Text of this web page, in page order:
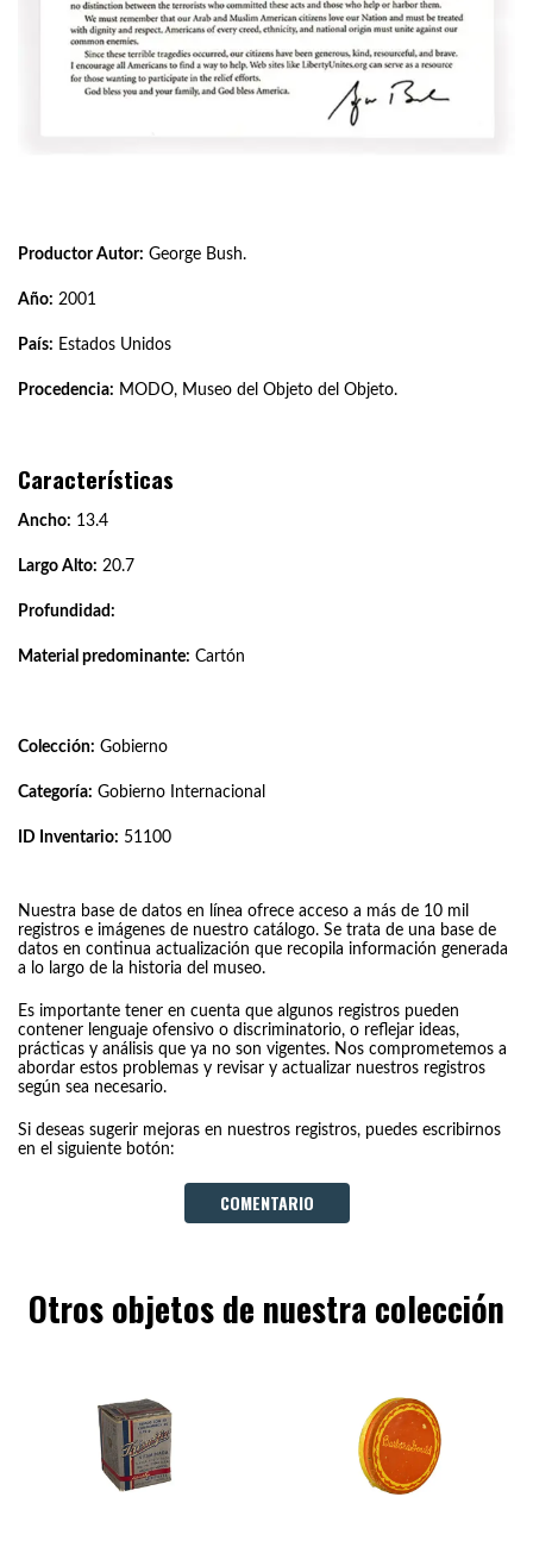
Productor Autor: George Bush.
Año: 2001
País: Estados Unidos
Procedencia: MODO, Museo del Objeto del Objeto.
Características
Ancho: 13.4
Largo Alto: 20.7
Profundidad:
Material predominante: Cartón
Colección: Gobierno
Categoría: Gobierno Internacional
ID Inventario: 51100
Nuestra base de datos en línea ofrece acceso a más de 10 mil
registros e imágenes de nuestro catálogo. Se trata de una base de
datos en continua actualización que recopila información generada
a lo largo de la historia del museo.
Es importante tener en cuenta que algunos registros pueden
contener lenguaje ofensivo o discriminatorio, o reflejar ideas,
prácticas y análisis que ya no son vigentes. Nos comprometemos a
abordar estos problemas y revisar y actualizar nuestros registros
según sea necesario.
Si deseas sugerir mejoras en nuestros registros, puedes escribirnos
en el siguiente botón:
COMENTARIO
Otros objetos de nuestra colección